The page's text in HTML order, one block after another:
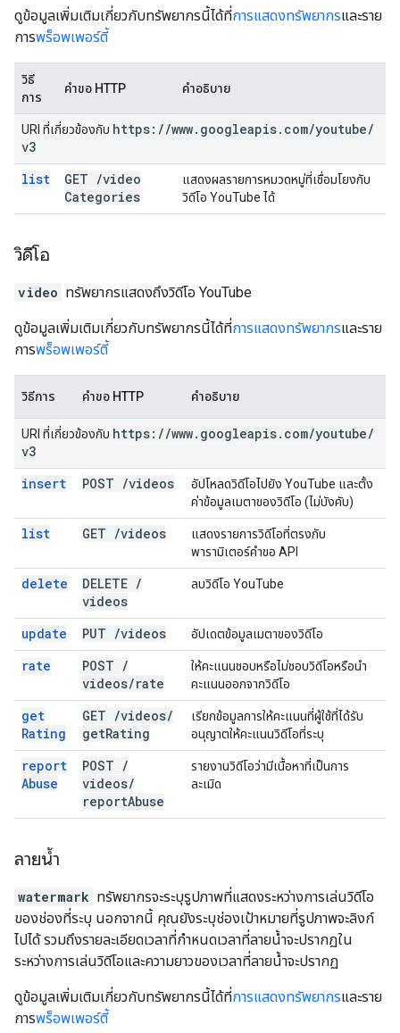
ดูข้อมูลเพิ่มเติมเกี่ยวกับทรัพยากรนี้ได้ที่การแสดงทรัพยากรและราย
การพร็อพเพอร์ตี้
วิธี
การ
คำขอ HTTP คำอธิบาย
URI ที่เกี่ยวข้องกับ https: //www. googleapis. com/youtube/
v3
list
GET /video
Categories
แสดงผลรายการหมวดหมู่ที่เชื่อมโยงกับ
วิดีโอ YouTube ได้
วิดีโอ
video ทรัพยากรแสดงถึงวิดีโอ YouTube
ดูข้อมูลเพิ่มเติมเกี่ยวกับทรัพยากรนี้ได้ที่การแสดงทรัพยากรและราย
การพร็อพเพอร์ตี้
วิธีการ คำขอ HTTP คำอธิบาย
URI ที่เกี่ยวข้องกับ https: //www. googleapis. com/youtube/
v3
insert
POST /videos
อัปโหลดวิดีโอไปยัง YouTube และตั้ง
ค่าข้อมูลเมตาของวิดีโอ (ไม่บังคับ)
list GET /videos
แสดงรายการวิดีโอที่ตรงกับ
พารามิเตอร์คำขอ API
delete DELETE /
videos
ลบวิดีโอ YouTube
update PUT /videos อัปเดตข้อมูลเมตาของวิดีโอ
rate POST /
videos/rate
ให้คะแนนชอบหรือไม่ชอบวิดีโอหรือนำ
คะแนนออกจากวิดีโอ
get
Rating
GET /videos/
getRating
เรียกข้อมูลการให้คะแนนที่ผู้ใช้ที่ได้รับ
อนุญาตให้คะแนนวิดีโอที่ระบุ
report
Abuse
POST /
videos/
reportAbuse
รายงานวิดีโอว่ามีเนื้อหาที่เป็นการ
ละเมิด
ลายน้ำ
watermark ทรัพยากรจะระบุรูปภาพที่แสดงระหว่างการเล่นวิดีโอ
ของช่องที่ระบุ นอกจากนี้ คุณยังระบุช่องเป้าหมายที่รูปภาพจะลิงก์
ไปได้ รวมถึงรายละเอียดเวลาที่กำหนดเวลาที่ลายน้ำจะปรากฏใน
ระหว่างการเล่นวิดีโอและความยาวของเวลาที่ลายน้ำจะปรากฏ
ดูข้อมูลเพิ่มเติมเกี่ยวกับทรัพยากรนี้ได้ที่การแสดงทรัพยากรและราย
การพร็อพเพอร์ตี้